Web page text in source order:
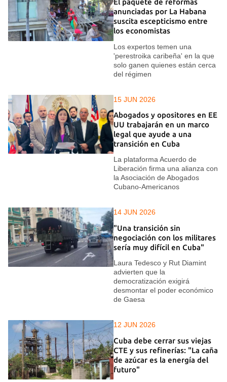
El paquete de reformas
anunciadas por La Habana
suscita escepticismo entre
los economistas
Los expertos temen una
'perestroika caribeña' en la que
solo ganen quienes están cerca
del régimen
15 JUN 2026
Abogados y opositores en EE
UU trabajarán en un marco
legal que ayude a una
transición en Cuba
La plataforma Acuerdo de
Liberación firma una alianza con
la Asociación de Abogados
Cubano-Americanos
14 JUN 2026
"Una transición sin
negociación con los militares
sería muy difícil en Cuba"
Laura Tedesco y Rut Diamint
advierten que la
democratización exigirá
desmontar el poder económico
de Gaesa
12 JUN 2026
Cuba debe cerrar sus viejas
CTE y sus refinerías: "La caña
de azúcar es la energía del
futuro"